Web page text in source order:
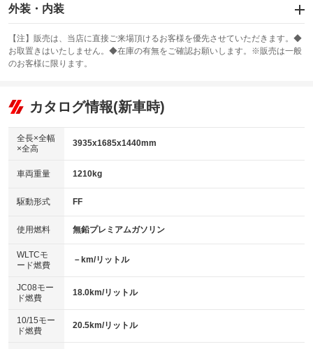
エアバッグ：運転席/助手席
：装備あり
：装備なし
サンルーフ
：装備なし ABS
リフトアップ
：装備なし
：装備なし
パワーウィンドウ
アイドリングストップ
：装備なし
USB入力端子
：装備なし
100V電源
：装備なし
センターデフロック
：装備なし
電動格納ミラー
：装備あり
外装・内装
カーナビ
：装備なし
TV
：装備なし
ビジュアル
：装備なし
：装備あり
革シート
キーレス
HID(キセノンライト)
：装備なし
バックカメラ
：装備なし
エアロ
：装備なし
：装備なし
パワーシート
ベンチシート
：装備なし
【注】販売は、当店に直接ご来場頂けるお客様を優先させていただきます。◆
お取置きはいたしません。◆在庫の有無をご確認お願いします。※販売は一般
のお客様に限ります。
カタログ情報(新車時)
全長×全幅
×全高
3935x1685x1440mm
車両重量 1210kg
駆動形式 FF
使用燃料 無鉛プレミアムガソリン
WLTCモ
ード燃費
－km/リットル
JC08モー
ド燃費
18.0km/リットル
10/15モー
ド燃費
20.5km/リットル